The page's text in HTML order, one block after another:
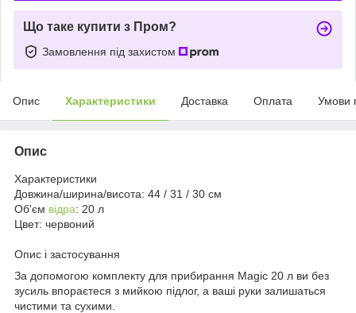
Що таке купити з Пром?
Замовлення під захистом
Опис Характеристики Доставка Оплата Умови
Опис
Характеристики
Довжина/ширина/висота: 44 / 31 / 30 см
Об'єм відра: 20 л
Цвет: червоний
Опис і застосування
За допомогою комплекту для прибирання Magic 20 л ви без
зусиль впораєтеся з мийкою підлог, а ваші руки залишаться
чистими та сухими.